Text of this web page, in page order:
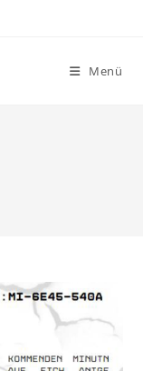
Menü